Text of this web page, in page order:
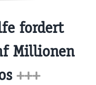
fordert
Millionen
+++